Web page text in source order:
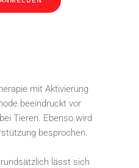
mit Aktivierung
beeindruckt vor
Tieren. Ebenso wird
besprochen.
lässt sich